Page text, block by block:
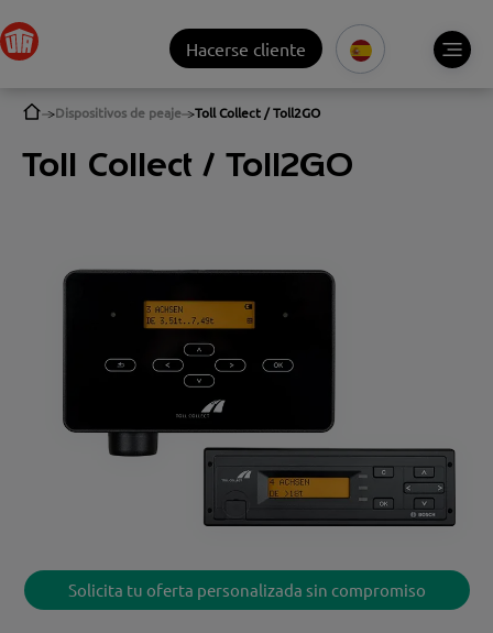
Hacerse cliente
Dispositivos de peaje Toll Collect / Toll2GO
Toll Collect / Toll2GO
Solicita tu oferta personalizada sin compromiso